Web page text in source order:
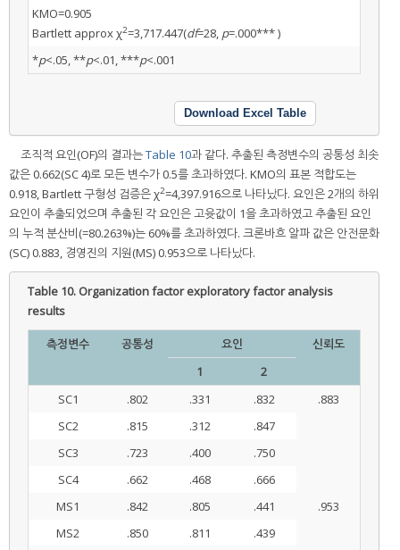
KMO=0.905
Bartlett approx χ2=3,717.447(df=28, p=.000*** )
*p<.05, **p<.01, ***p<.001
Download Excel Table
조직적 요인(OF)의 결과는Table 10과 같다. 추출된 측정변수의 공통성 최솟
값은 0.662(SC 4)로 모든 변수가 0.5를 초과하였다. KMO의 표본 적합도는
0.918, Bartlett 구형성 검증은 χ2=4,397.916으로 나타났다. 요인은 2개의 하위
요인이 추출되었으며 추출된 각 요인은 고윳값이 1을 초과하였고 추출된 요인
의 누적 분산비(=80.263%)는 60%를 초과하였다. 크론바흐 알파 값은 안전문화
(SC) 0.883, 경영진의 지원(MS) 0.953으로 나타났다.
Table 10. Organization factor exploratory factor analysis
results
측정변수 공통성 요인
신뢰도
1
2
SC1
.802 .331 .832
.883
SC2
.815 .312
.847
SC3
.723 .400
.750
SC4
.662 .468
.666
MS1
.842 .805 .441
.953
MS2
.850 .811
.439